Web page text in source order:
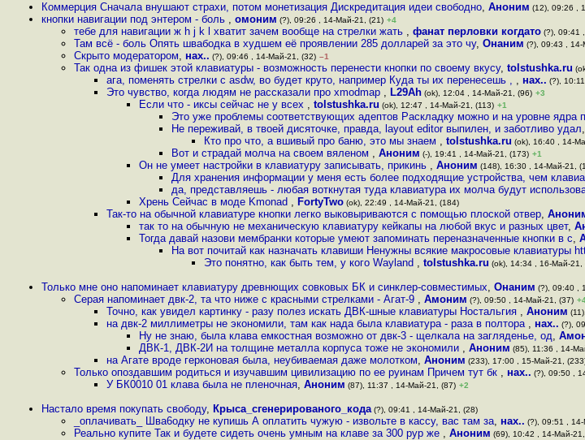
Коммерция Сначала внушают страхи, потом монетизация Дискредитация идеи свободно, Аноним (12), 09:26 ,
кнопки навигации под энтером - боль , омоним (?), 09:26 , 14-Май-21, (21) +4
тебе для навигации ж h j k l хватит зачем вообще на стрелки жать , фанат перловки когдато (?), 09:41
Там всё - боль Опять швaбодка в худшем её проявлении 285 долларей за это чу, Онаним (?), 09:43 ,
Скрыто модератором, нах.. (?), 09:46 , 14-Май-21, (32) –1
Так одна из фишек этой клавиатуры - возможность перенести кнопки по своему вкусу, tolstushka.ru
ага, поменять стрелки с asdw, во будет круто, например Куда ты их перенесешь , , нах.. (?),
Это чувство, когда людям не рассказали про xmodmap , L29Ah (ok), 12:04 , 14-Май-21, (96) +3
Если что - иксы сейчас не у всех , tolstushka.ru (ok), 12:47 , 14-Май-21, (113) +1
Это уже проблемы соответствующих адептов Раскладку можно и на уровне ядра
Не переживай, в твоей дисяточке, правда, layout editor выпилен, и заботливо удал,
Кто про что, а вшивый про баню, это мы знаем , tolstushka.ru (ok), 16:40 , 14-
Вот и страдай молча на своем вяленом , Аноним (-), 19:41 , 14-Май-21, (173) +1
Он не умеет настройки в клавиатуру записывать, прикинь , Аноним (148), 16:30 , 14-Май-21,
Для хранения информации у меня есть более подходящие устройства, чем
да, представляешь - любая воткнутая туда клавиатура их молча будут
Хрень Сейчас в моде Kmonad , FortyTwo (ok), 22:49 , 14-Май-21, (184)
Так-то на обычной клавиатуре кнопки легко выковыриваются с помощью плоской отвер,
так то на обычную не механическую клавиатуру кейкапы на любой вкус и разных цвет,
Тогда давай назови мембранки которые умеют запоминать переназначенные кнопки в с,
На вот почитай как назначать клавиши Ненужны всякие макросовые клавиатуры
Это понятно, как быть тем, у кого Wayland , tolstushka.ru (ok), 14:34 , 16-Май-21,
Только мне оно напоминает клавиатуру древнющих совковых БК и синклер-совместимых, Онаним (?), 09:40 ,
Серая напоминает двк-2, та что ниже с красными стрелками - Агат-9 , Амоним (?), 09:50 , 14-Май-21, (37)
Точно, как увидел картинку - разу полез искать ДВК-шные клавиатуры Ностальгия , Аноним
на двк-2 миллиметры не экономили, там как нада была клавиатура - раза в полтора , нах.. (?),
Ну не знаю, была клава емкостная возможно от двк-3 - щелкала на загляденье, од,
ДВК-1, ДВК-2И на толщине металла корпуса тоже не экономили , Аноним (85), 11:36 , 14-
на Агате вроде герконовая была, неубиваемая даже молотком, Аноним (233), 17:00 , 15-Май-21,
Только опоздавшим родиться и изучавшим цивилизацию по ее руинам Причем тут бк , нах.. (?), 09:50 ,
У БК0010 01 клава была не пленочная, Аноним (87), 11:37 , 14-Май-21, (87) +2
Настало время покупать свободу, Крыса_сгенерированого_кода (?), 09:41 , 14-Май-21, (28)
_оплачивать_ Шва6одку не купишь А оплатить чужую - извольте в кассу, вас там за, нах.. (?), 09:51 ,
Реально купите Так и будете сидеть очень умным на клаве за 300 рур же , Аноним (69), 10:42 , 14-Май-